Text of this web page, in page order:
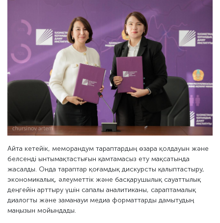
Айта кетейік, меморандум тараптардың өзара қолдауын және
белсенді ынтымақтастығын қамтамасыз ету мақсатында
жасалды. Онда тараптар қоғамдық дискурсты қалыптастыру,
экономикалық, әлеуметтік және басқарушылық сауаттылық
деңгейін арттыру үшін сапалы аналитиканы, сараптамалық
диалогты және заманауи медиа форматтарды дамытудың
маңызын мойындады.